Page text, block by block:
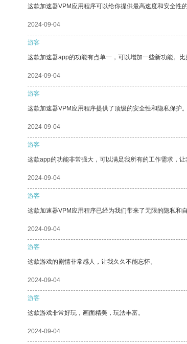
这款加速器VPM应用程序可以给你提供最高速度和安全性
2024-09-04
游客
这款加速器app的功能有点单一，可以增加一些新功能。
2024-09-04
游客
这款加速器VPM应用程序提供了顶级的安全性和隐私保护。
2024-09-04
游客
这款app的功能非常强大，可以满足我所有的工作需求，让
2024-09-04
游客
这款加速器VPM应用程序已经为我们带来了无限的隐私和自
2024-09-04
游客
这款游戏的剧情非常感人，让我久久不能忘怀。
2024-09-04
游客
这款游戏非常好玩，画面精美，玩法丰富。
2024-09-04